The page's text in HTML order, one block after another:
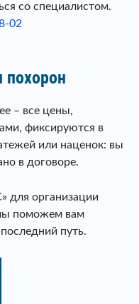
со специалистом.
02
похорон
– все цены,
фиксируются в
или наценок: вы
в договоре.
для организации
поможем вам
путь.